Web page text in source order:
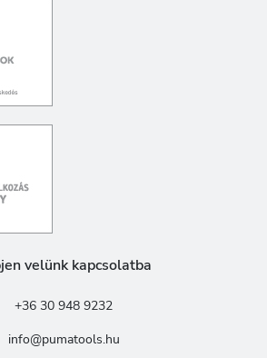
velünk kapcsolatba
+36 30 948 9232
info@pumatools.hu